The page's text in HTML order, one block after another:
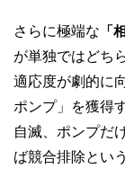
さらに極端な 「
が単独ではどち
適応度が劇的に
ポンプ」を獲得
自滅、ポンプだ
ば競合排除とい